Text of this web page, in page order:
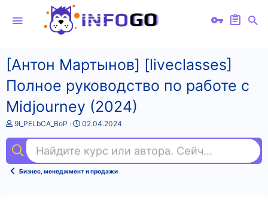
[Антон Мартынов] [liveclasses]
Полное руководство по работе с
Midjourney (2024)
А
т
о
т
9I_PELbCA_BoP
Д
а
н
а
02.04.2024
Найдите курс или автора. Сейчас ищут
Бизнес, менеджмент и продажи